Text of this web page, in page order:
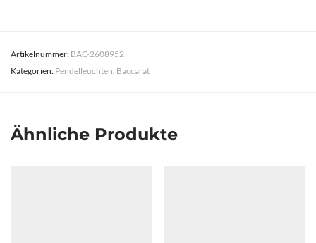
Artikelnummer: BAC-2608952
Kategorien: Pendelleuchten, Baccarat
Ähnliche Produkte